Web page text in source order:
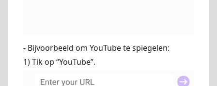
- Bijvoorbeeld om YouTube te spiegelen:
1) Tik op “YouTube”.